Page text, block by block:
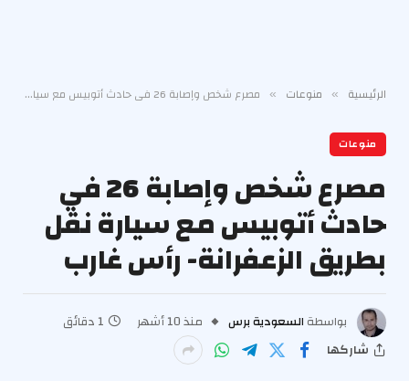
الرئيسية » منوعات » مصرع شخص وإصابة 26 في حادث أتوبيس مع سيارة نقل بطريق الزعفرانة- رأس غارب
منوعات
مصرع شخص وإصابة 26 في
حادث أتوبيس مع سيارة نقل
بطريق الزعفرانة- رأس غارب
بواسطة السعودية برس منذ 10 أشهر
1 دقائق
شاركها